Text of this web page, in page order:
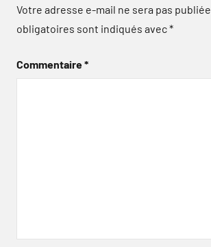
Votre adresse e-mail ne sera pas publiée.
obligatoires sont indiqués avec*
Commentaire*